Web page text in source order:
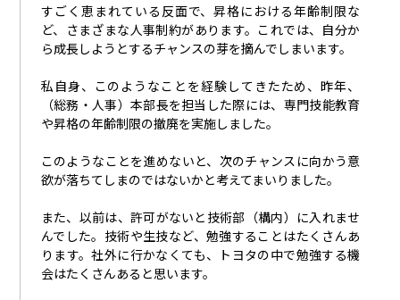
すごく恵まれている反面で、昇格における年齢制限な
ど、さまざまな人事制約があります。これでは、自分か
ら成長しようとするチャンスの芽を摘んでしまいます。
私自身、このようなことを経験してきたため、昨年、
（総務・人事）本部長を担当した際には、専門技能教育
や昇格の年齢制限の撤廃を実施しました。
このようなことを進めないと、次のチャンスに向かう意
欲が落ちてしまのではないかと考えてまいりました。
また、以前は、許可がないと技術部（構内）に入れませ
んでした。技術や生技など、勉強することはたくさんあ
ります。社外に行かなくても、トヨタの中で勉強する機
会はたくさんあると思います。